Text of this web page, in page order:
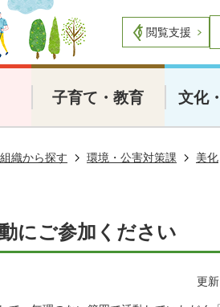
閲覧支援
子育て・教育 文化
組織から探す 環境・公害対策課 美化
にご参加ください
更